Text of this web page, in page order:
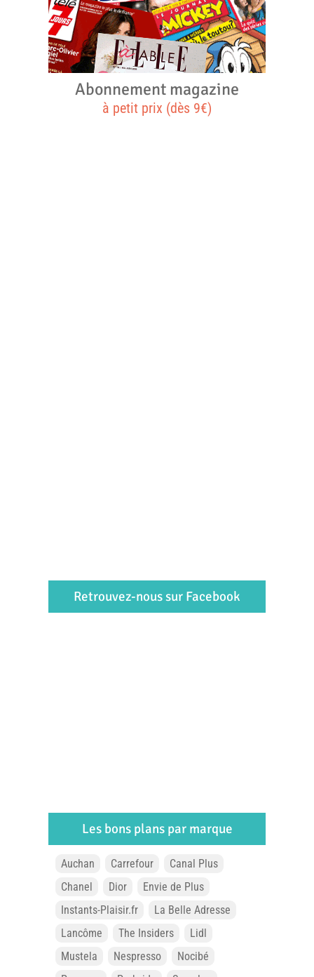
Abonnement magazine
à petit prix (dès 9€)
Retrouvez-nous sur Facebook
Les bons plans par marque
Auchan Carrefour
Canal Plus
Chanel
Dior
Envie de Plus
Instants-Plaisir.fr
La Belle Adresse
Lancôme
The Insiders
Lidl
Mustela
Nespresso
Nocibé